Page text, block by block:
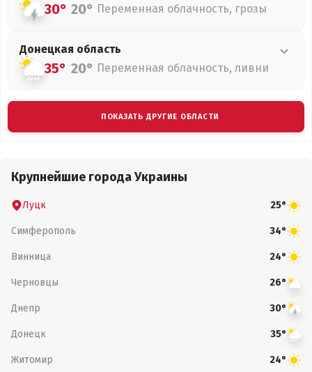
30° 20° Переменная облачность, грозы
Донецкая область
35° 20° Переменная облачность, ливни
ПОКАЗАТЬ ДРУГИЕ ОБЛАСТИ
Крупнейшие города Украины
Луцк 25°
Симферополь 34°
Винница 24°
Черновцы 26°
Днепр 30°
Донецк 35°
Житомир 24°